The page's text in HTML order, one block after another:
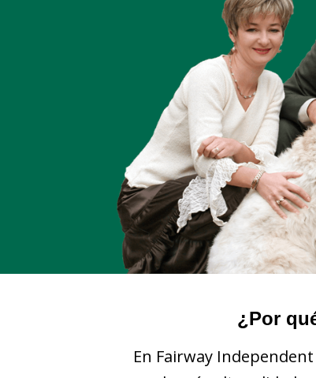
¿Por
En Fairway